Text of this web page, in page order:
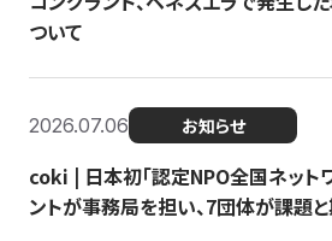
ついて
2026.07.06 お知らせ
coki | 日本初「認定NPO全国ネット
ントが事務局を担い、7団体が課題